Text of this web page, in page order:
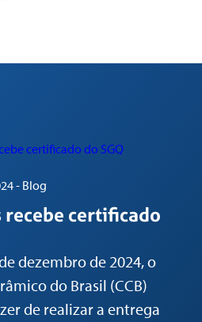
- Blog
recebe certificado
dezembro de 2024, o
do Brasil (CCB)
de realizar a entrega